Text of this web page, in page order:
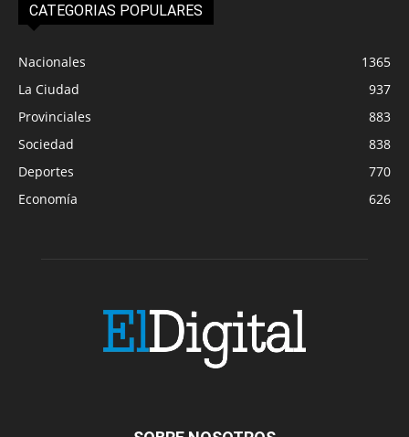
CATEGORIAS POPULARES
Nacionales
1365
La Ciudad
937
Provinciales
883
Sociedad
838
Deportes
770
Economía
626